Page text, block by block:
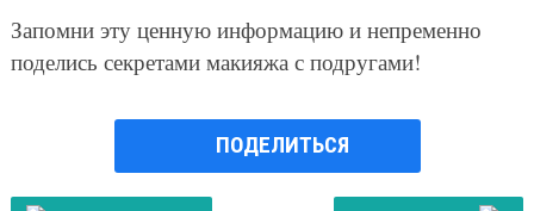
Запомни эту ценную информацию и непременно
поделись секретами макияжа с подругами!
ПОДЕЛИТЬСЯ